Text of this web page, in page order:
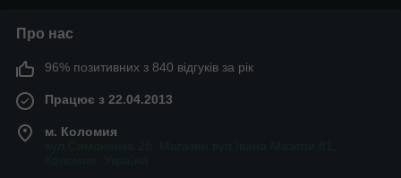
Про нас
96% позитивних з 840 відгуків за рік
Працює з 22.04.2013
м. Коломия